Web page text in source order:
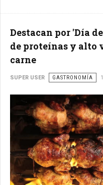
Destacan por 'Día
de proteínas y alto
carne
SUPER USER GASTRONOMÍA